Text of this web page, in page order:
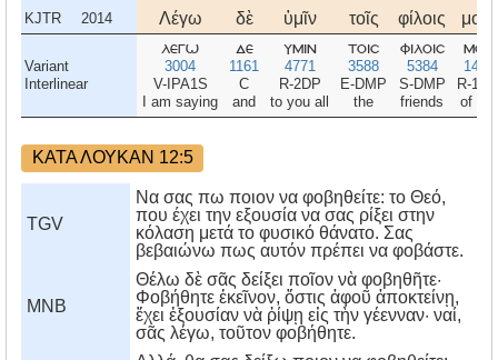
KJTR 2014 Λέγω δὲ ὑμῖν τοῖς φίλοις μου,
Variant
Interlinear
λεγω
3004
V-IPA1S
I am saying
δε
1161
C
and
υμιν
4771
R-2DP
to you all
τοισ
3588
E-DMP
the
φιλοισ
5384
S-DMP
friends
μου
1473
R-
of me
ΚΑΤΑ ΛΟΥΚΑΝ 12:5
TGV
Να σας πω ποιον να φοβηθείτε: το Θεό,
που έχει την εξουσία να σας ρίξει στην
κόλαση μετά το φυσικό θάνατο. Σας
βεβαιώνω πως αυτόν πρέπει να φοβάστε.
MNB
Θέλω δὲ σᾶς δείξει ποῖον νὰ φοβηθῆτε·
Φοβήθητε ἐκεῖνον, ὅστις ἀφοῦ ἀποκτείνῃ,
ἔχει ἐξουσίαν νὰ ῥίψῃ εἰς τὴν γέενναν· ναί,
σᾶς λέγω, τοῦτον φοβήθητε.